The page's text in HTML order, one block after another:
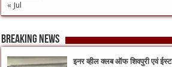
« Jul
Breaking News
इनर व्हील क्लब ऑफ शिवपुरी एवं